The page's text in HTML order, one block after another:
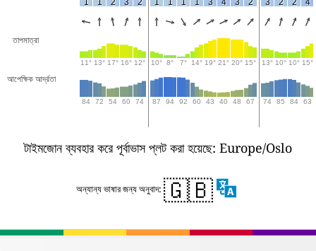
1 1 2 3 2 1 1 1 1 3 4 3 2 3 2 2 4
তাপমাত্রা
11° 13° 17° 16° 12° 10° 8° 7° 14° 19° 21° 20° 15° 13° 10° 10° 15°
আপেক্ষিক আর্দ্রতা
84 72 54 60 74 87 94 92 60 43 40 48 67 74 85 84 63
টাইমজোন ব্যবহার করে পূর্বাভাস প্লট করা হয়েছে: Europe/Oslo
অন্যান্য ভাষার জন্য অনুবাদ: 🇬🇧